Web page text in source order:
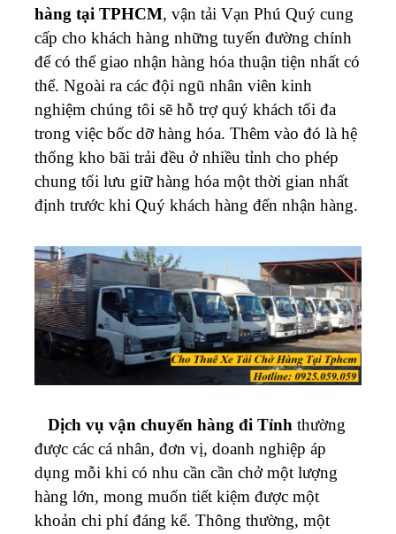
hàng tại TPHCM, vận tải Vạn Phú Quý cung
cấp cho khách hàng những tuyến đường chính
để có thể giao nhận hàng hóa thuận tiện nhất có
thể. Ngoài ra các đội ngũ nhân viên kinh
nghiệm chúng tôi sẽ hỗ trợ quý khách tối đa
trong việc bốc dỡ hàng hóa. Thêm vào đó là hệ
thống kho bãi trải đều ở nhiều tỉnh cho phép
chung tối lưu giữ hàng hóa một thời gian nhất
định trước khi Quý khách hàng đến nhận hàng.
Dịch vụ vận chuyển hàng đi Tỉnh thường
được các cá nhân, đơn vị, doanh nghiệp áp
dụng mỗi khi có nhu cần cần chở một lượng
hàng lớn, mong muốn tiết kiệm được một
khoản chi phí đáng kể. Thông thường, một